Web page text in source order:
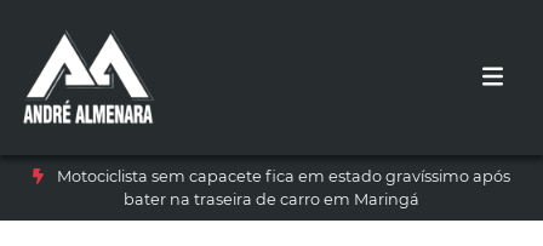
Motociclista sem capacete fica em estado gravíssimo após
bater na traseira de carro em Maringá